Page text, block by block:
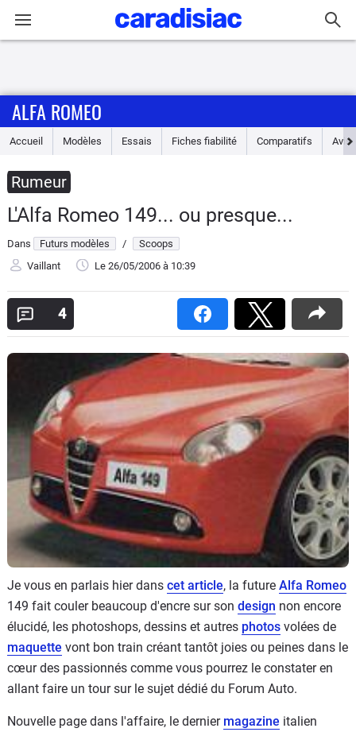
Accueil
Essais
Guide
d'achat
Electriques
Utilitaires
Services
Forum
Moto
Marques
ALFA ROMEO
Accueil Modèles Essais Fiches fiabilité Comparatifs Avis
Rumeur
L'Alfa Romeo 149... ou presque...
Dans Futurs modèles /
Scoops
Vaillant
Le 26/05/2006 à 10:39
4
Je vous en parlais hier dans cet article, la future Alfa Romeo
149 fait couler beaucoup d'encre sur son design non encore
élucidé, les photoshops, dessins et autres photos volées de
maquette vont bon train créant tantôt joies ou peines dans le
cœur des passionnés comme vous pourrez le constater en
allant faire un tour sur le sujet dédié du Forum Auto.
Nouvelle page dans l'affaire, le dernier magazine italien